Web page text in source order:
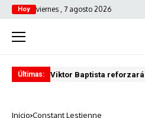
Hoy viernes , 7 agosto 2026
Últimas: Viktor Baptista
Inicio Constant Lestienne